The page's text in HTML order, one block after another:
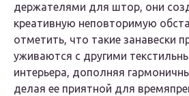
держателями для штор, они
креативную неповторимую
отметить, что такие занавески
уживаются с другими
интерьера, дополняя
делая ее приятной для